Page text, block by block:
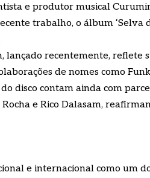
e produtor musical
trabalho, o álbum ‘Selva
lançado recentemente, reflete
de nomes como
disco contam ainda com
e Rico Dalasam,
e internacional como um